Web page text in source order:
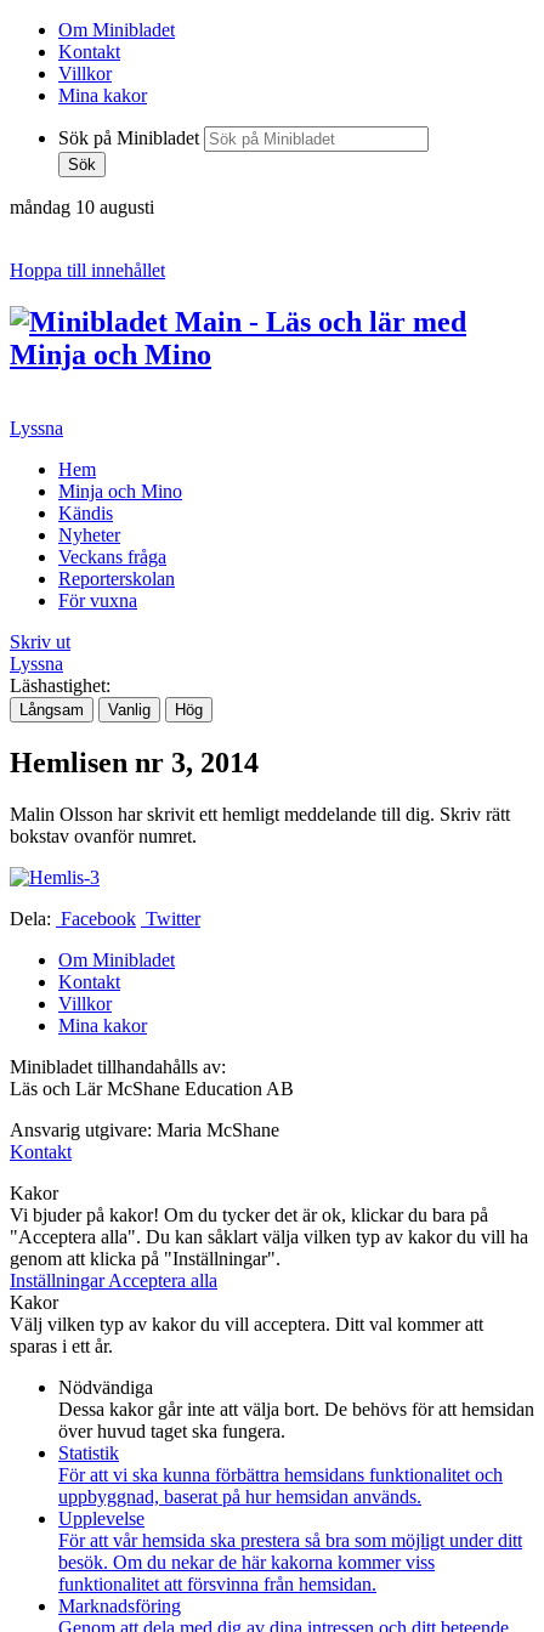
Om Minibladet
Kontakt
Villkor
Mina kakor
Sök på Minibladet
Sök
måndag 10 augusti
Hoppa till innehållet
Lyssna
Hem
Minja och Mino
Kändis
Nyheter
Veckans fråga
Reporterskolan
För vuxna
Skriv ut
Lyssna
Läshastighet:
Långsam Vanlig Hög
Hemlisen nr 3, 2014
Malin Olsson har skrivit ett hemligt meddelande till dig. Skriv rätt
bokstav ovanför numret.
Dela: Facebook Twitter
Om Minibladet
Kontakt
Villkor
Mina kakor
Minibladet tillhandahålls av:
Läs och Lär McShane Education AB
Ansvarig utgivare: Maria McShane
Kontakt
Kakor
Vi bjuder på kakor! Om du tycker det är ok, klickar du bara på
"Acceptera alla". Du kan såklart välja vilken typ av kakor du vill ha
genom att klicka på "Inställningar".
InställningarAcceptera alla
Kakor
Välj vilken typ av kakor du vill acceptera. Ditt val kommer att
sparas i ett år.
Nödvändiga
Dessa kakor går inte att välja bort. De behövs för att hemsidan
över huvud taget ska fungera.
Statistik
För att vi ska kunna förbättra hemsidans funktionalitet och
uppbyggnad, baserat på hur hemsidan används.
Upplevelse
För att vår hemsida ska prestera så bra som möjligt under ditt
besök. Om du nekar de här kakorna kommer viss
funktionalitet att försvinna från hemsidan.
Marknadsföring
Genom att dela med dig av dina intressen och ditt beteende